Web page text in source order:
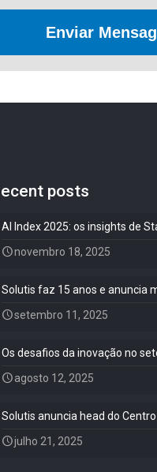
Enviar
posts
AI Index 2025: os insights de
novembro 18, 2025
Solutis faz 15 anos e anuncia
setembro 11, 2025
Os desafios da inovação no
agosto 12, 2025
Solutis anuncia head do
julho 21, 2025